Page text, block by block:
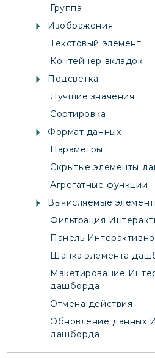
Группа
Изображения
Текстовый элемент
Контейнер вкладок
Подсветка
Лучшие значения
Сортировка
Формат данных
Параметры
Скрытые элементы
Агрегатные функции
Вычисляемые
Фильтрация
Панель
Шапка элемента
Макетирование
дашборда
Отмена действия
Обновление данных
дашборда